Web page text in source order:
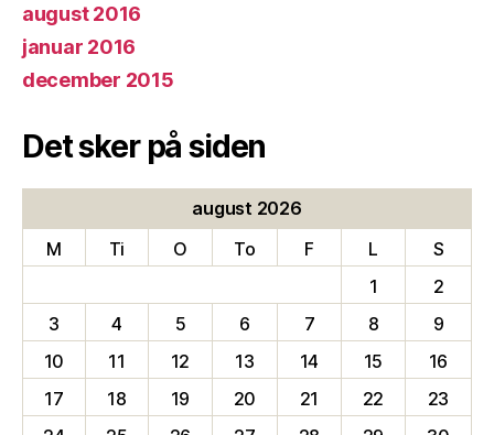
august 2016
januar 2016
december 2015
Det sker på siden
august 2026
M
Ti O To F L
S
1
2
3
4 5 6 7 8
9
10
11 12 13 14 15
16
17
18 19 20 21 22
23